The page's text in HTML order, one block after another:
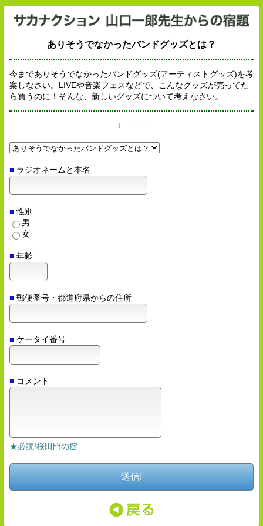
ありそうでなかったバンドグッズとは？
今までありそうでなかったバンドグッズ(アーティストグッズ)を考
案しなさい。LIVEや音楽フェスなどで、こんなグッズが売ってた
ら買うのに！そんな、新しいグッズについて考えなさい。
↓ ↓ ↓
■ ラジオネームと本名
■性別
男
女
■ 年齢
■ 郵便番号・都道府県からの住所
■ ケータイ番号
■ コメント
★必読!桜田門の掟